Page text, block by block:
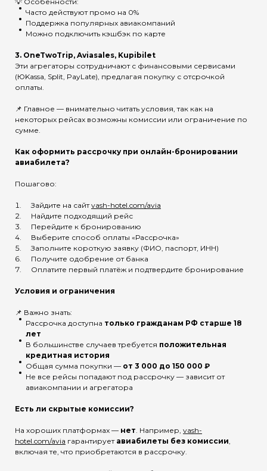
Часто действуют промо на 0%
Поддержка популярных авиакомпаний
Можно подключить кэшбэк по карте
3. OneTwoTrip, Aviasales, Kupibilet
Эти агрегаторы сотрудничают с финансовыми сервисами
(ЮKassa, Split, PayLate), предлагая покупку с отсрочкой
оплаты.
📌 Главное — внимательно читать условия, так как на
некоторых рейсах возможны комиссии или ограничение по
сумме.
Как оформить рассрочку при онлайн-бронировании
авиабилета?
Пошагово:
Зайдите на сайтvash-hotel.com/avia
Найдите подходящий рейс
Перейдите к бронированию
Выберите способ оплаты «Рассрочка»
Заполните короткую заявку (ФИО, паспорт, ИНН)
Получите одобрение от банка
Оплатите первый платёж и подтвердите бронирование
Условия и ограничения
📌 Важно знать:
Рассрочка доступна только гражданам РФ старше 18
лет
В большинстве случаев требуется положительная
кредитная история
Общая сумма покупки — от 3 000 до 150 000 ₽
Не все рейсы попадают под рассрочку — зависит от
авиакомпании и агрегатора
Есть ли скрытые комиссии?
На хороших платформах — нет. Например, vash-
hotel.com/avia гарантирует авиабилеты без комиссии,
включая те, что приобретаются в рассрочку.